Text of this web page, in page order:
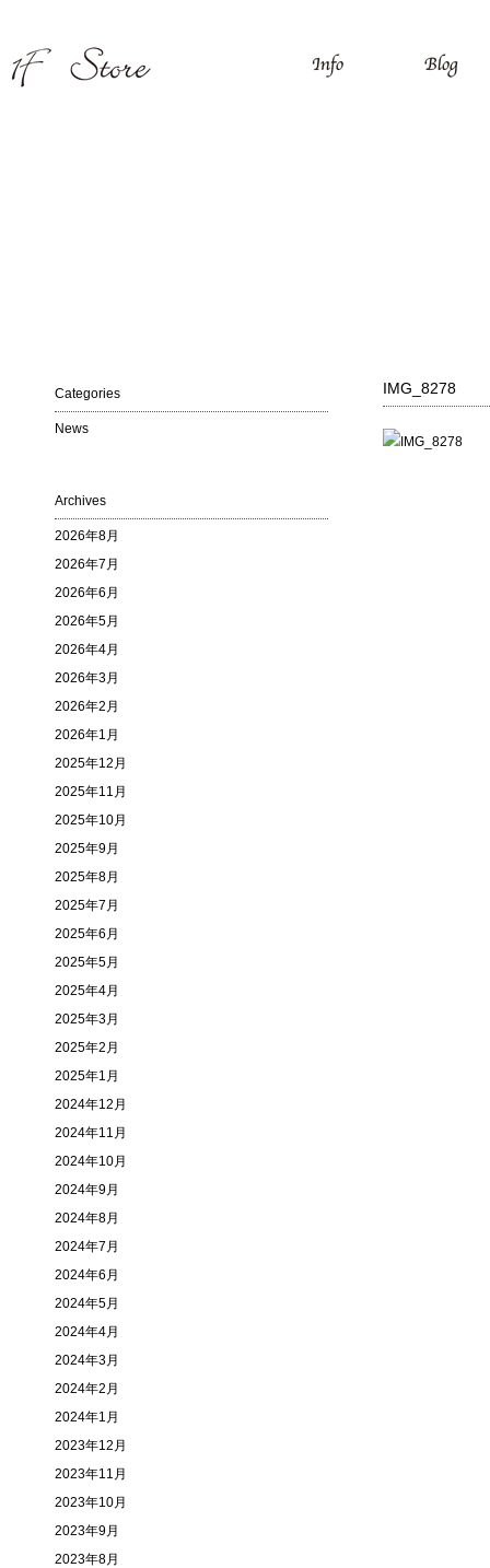
IMG_8278
Categories
News
Archives
2026年8月
2026年7月
2026年6月
2026年5月
2026年4月
2026年3月
2026年2月
2026年1月
2025年12月
2025年11月
2025年10月
2025年9月
2025年8月
2025年7月
2025年6月
2025年5月
2025年4月
2025年3月
2025年2月
2025年1月
2024年12月
2024年11月
2024年10月
2024年9月
2024年8月
2024年7月
2024年6月
2024年5月
2024年4月
2024年3月
2024年2月
2024年1月
2023年12月
2023年11月
2023年10月
2023年9月
2023年8月